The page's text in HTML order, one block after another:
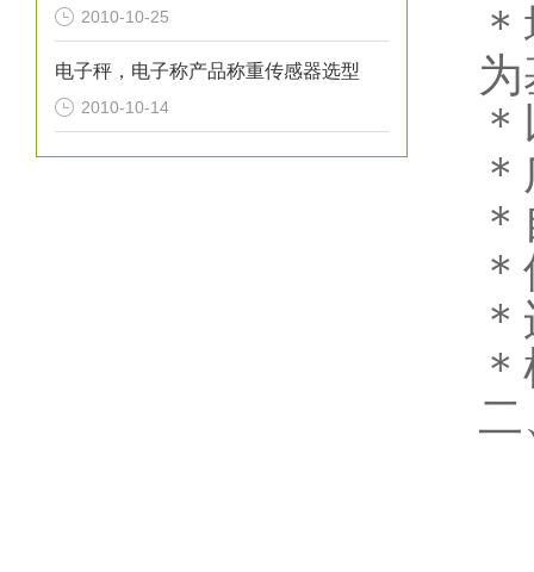
2010-10-25
电子秤，电子称产品称重传感器选型
2010-10-14
二